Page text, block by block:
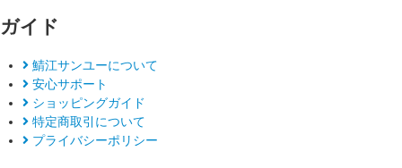
ガイド
鯖江サンユーについて
安心サポート
ショッピングガイド
特定商取引について
プライバシーポリシー